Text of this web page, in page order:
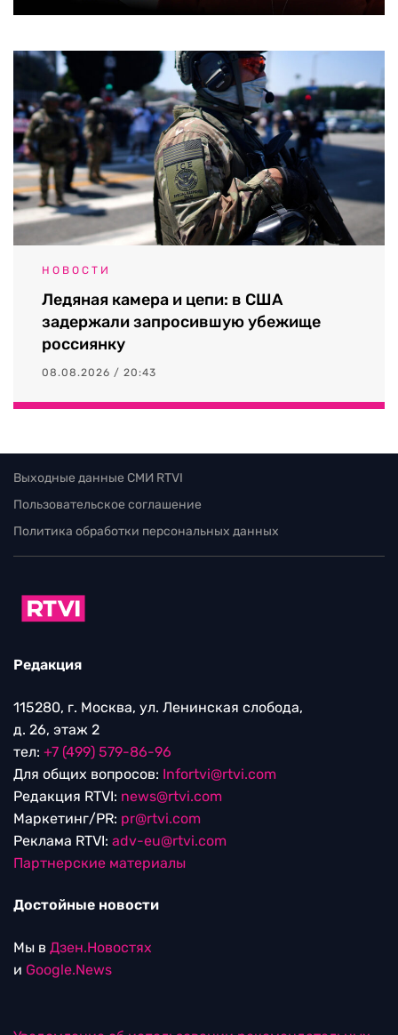
НОВОСТИ
Ледяная камера и цепи: в США
задержали запросившую убежище
россиянку
08.08.2026 / 20:43
Выходные данные СМИ RTVI
Пользовательское соглашение
Политика обработки персональных данных
Редакция
115280, г. Москва, ул. Ленинская слобода,
д. 26, этаж 2
тел: +7 (499) 579-86-96
Для общих вопросов: Infortvi@rtvi.com
Редакция RTVI: news@rtvi.com
Маркетинг/PR: pr@rtvi.com
Реклама RTVI: adv-eu@rtvi.com
Партнерские материалы
Достойные новости
Мы в Дзен.Новостях
и Google.News